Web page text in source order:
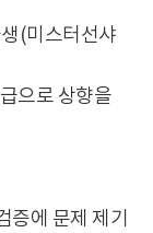
(미스터선샤
으로 상향을
증에 문제 제기